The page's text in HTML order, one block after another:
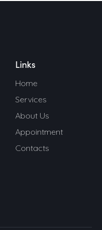
Links
Home
Services
About Us
Appointment
Contacts